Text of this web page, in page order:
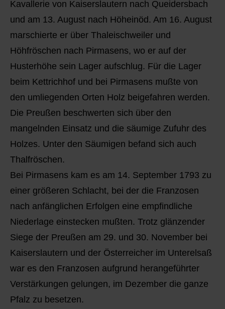
Kavallerie von Kaiserslautern nach Queidersbach
und am 13. August nach Höheinöd. Am 16. August
marschierte er über Thaleischweiler und
Höhfröschen nach Pirmasens, wo er auf der
Husterhöhe sein Lager aufschlug. Für die Lager
beim Kettrichhof und bei Pirmasens mußte von
den umliegenden Orten Holz beigefahren werden.
Die Preußen beschwerten sich über den
mangelnden Einsatz und die säumige Zufuhr des
Holzes. Unter den Säumigen befand sich auch
Thalfröschen.
Bei Pirmasens kam es am 14. September 1793 zu
einer größeren Schlacht, bei der die Franzosen
nach anfänglichen Erfolgen eine empfindliche
Niederlage einstecken mußten. Trotz glänzender
Siege der Preußen am 29. und 30. November bei
Kaiserslautern und der Österreicher im Unterelsaß
war es den Franzosen aufgrund herangeführter
Verstärkungen gelungen, im Dezember die ganze
Pfalz zu besetzen.